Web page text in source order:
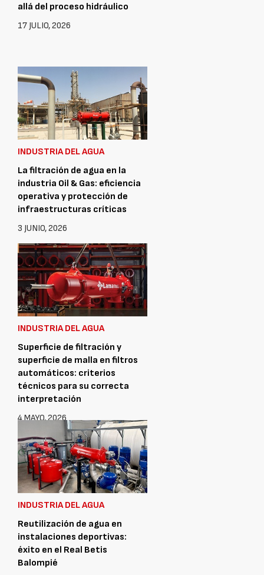
allá del proceso hidráulico
17 JULIO, 2026
INDUSTRIA DEL AGUA
La filtración de agua en la
industria Oil & Gas: eficiencia
operativa y protección de
infraestructuras críticas
3 JUNIO, 2026
INDUSTRIA DEL AGUA
Superficie de filtración y
superficie de malla en filtros
automáticos: criterios
técnicos para su correcta
interpretación
4 MAYO, 2026
INDUSTRIA DEL AGUA
Reutilización de agua en
instalaciones deportivas:
éxito en el Real Betis
Balompié